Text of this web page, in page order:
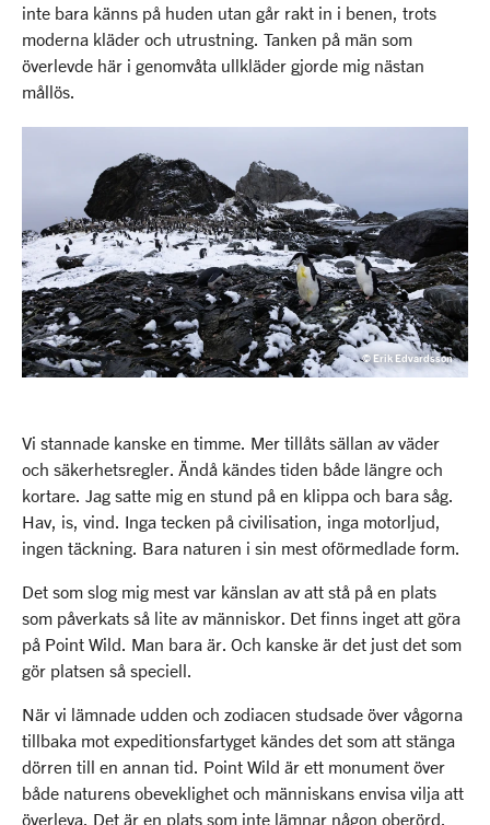
© Erik Edvardsson
inte bara känns på huden utan går rakt in i benen, trots
moderna kläder och utrustning. Tanken på män som
överlevde här i genomvåta ullkläder gjorde mig nästan
mållös.
Vi stannade kanske en timme. Mer tillåts sällan av väder
och säkerhetsregler. Ändå kändes tiden både längre och
kortare. Jag satte mig en stund på en klippa och bara såg.
Hav, is, vind. Inga tecken på civilisation, inga motorljud,
ingen täckning. Bara naturen i sin mest oförmedlade form.
Det som slog mig mest var känslan av att stå på en plats
som påverkats så lite av människor. Det finns inget att göra
på Point Wild. Man bara är. Och kanske är det just det som
gör platsen så speciell.
När vi lämnade udden och zodiacen studsade över vågorna
tillbaka mot expeditionsfartyget kändes det som att stänga
dörren till en annan tid. Point Wild är ett monument över
både naturens obeveklighet och människans envisa vilja att
överleva. Det är en plats som inte lämnar någon oberörd.